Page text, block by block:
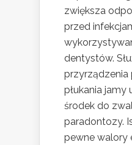
zwiększa
przed
dentystów.
przyrządzenia
płukania jamy
środek do
paradontozy.
pewne walory